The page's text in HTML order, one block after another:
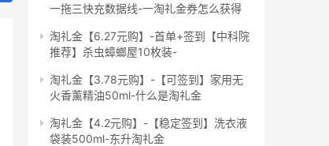
一拖三快充数据线-一淘礼金券怎么获得
淘礼金【6.27元购】-首单+签到【中科院
推荐】杀虫蟑螂屋10枚装-
淘礼金【3.78元购】-【可签到】家用无
火香薰精油50ml-什么是淘礼金
淘礼金【4.2元购】-【稳定签到】洗衣液
袋装500ml-东升淘礼金